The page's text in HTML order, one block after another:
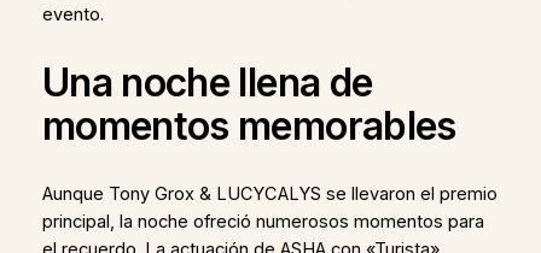
evento.
Una noche llena de
momentos memorables
Aunque Tony Grox & LUCYCALYS se llevaron el premio
principal, la noche ofreció numerosos momentos para